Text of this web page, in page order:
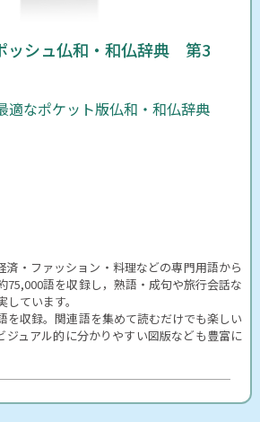
ッシュ仏和・和仏辞典 第3
適なポケット版仏和・和仏辞典
済・ファッション・料理などの専門用語から
75,000語を収録し，熟語・成句や旅行会話な
ています。
を収録。関連語を集めて読むだけでも楽しい
ジュアル的に分かりやすい図版なども豊富に